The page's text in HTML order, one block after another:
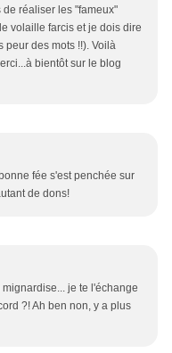
réaliser les "fameux"
volaille farcis et je dois dire
peur des mots !!). Voilà
bientôt sur le blog
fée s'est penchée sur
de dons!
je te l'échange
?! Ah ben non, y a plus